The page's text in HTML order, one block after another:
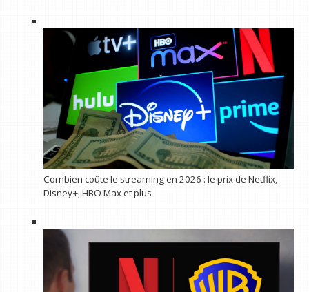
Combien coûte le streaming en 2026 : le prix de Netflix,
Disney+, HBO Max et plus